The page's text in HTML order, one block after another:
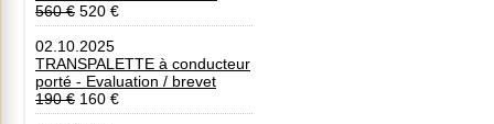
560 € 520 €
02.10.2025
TRANSPALETTE à conducteur
porté - Evaluation / brevet
190 € 160 €